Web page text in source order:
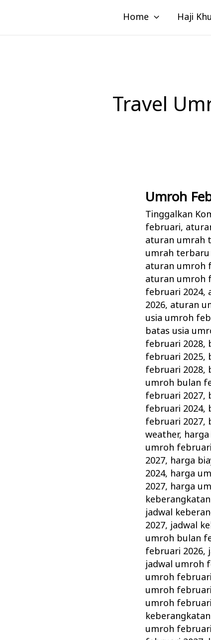
konten
Home Haji
Travel
Umroh
Tinggalkan
februari,
aturan umrah
umrah
aturan umroh
aturan umroh
februari 2024,
2026, aturan
usia umroh
batas usia
februari 2028,
februari 2025,
februari 2028,
umroh bulan
februari 2027,
februari 2024,
februari 2027,
weather,
umroh
2027, harga
2024, harga
2027, harga
jadwal
2027, jadwal
umroh bulan
februari 2026,
jadwal umroh
umroh
umroh
umroh
umroh
Umroh
Februari:
Persiapan
&